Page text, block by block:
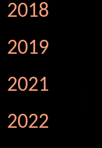
2018
2019
2021
2022